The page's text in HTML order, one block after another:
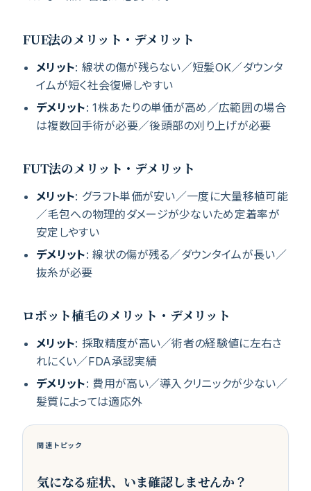
FUE法のメリット・デメリット
メリット: 線状の傷が残らない／短髪OK／ダウンタ
イムが短く社会復帰しやすい
デメリット: 1株あたりの単価が高め／広範囲の場合
は複数回手術が必要／後頭部の刈り上げが必要
FUT法のメリット・デメリット
メリット: グラフト単価が安い／一度に大量移植可能
／毛包への物理的ダメージが少ないため定着率が
安定しやすい
デメリット: 線状の傷が残る／ダウンタイムが長い／
抜糸が必要
ロボット植毛のメリット・デメリット
メリット: 採取精度が高い／術者の経験値に左右さ
れにくい／FDA承認実績
デメリット: 費用が高い／導入クリニックが少ない／
髪質によっては適応外
関連トピック
気になる症状、いま確認しませんか？